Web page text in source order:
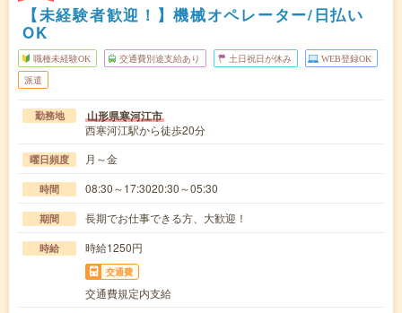
【未経験者歓迎！】機械オペレーター/日払い
OK
職種未経験OK 交通費別途支給あり 土日祝日が休み WEB登録OK
派遣
勤務地 山形県寒河江市
西寒河江駅から徒歩20分
曜日頻度 月～金
時間 08:30～17:3020:30～05:30
期間 長期でお仕事できる方、大歓迎！
時給 時給1250円
交通費
交通費規定内支給